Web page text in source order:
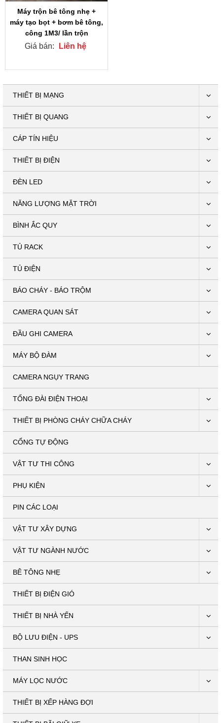
Máy trộn bê tông nhẹ +
máy tạo bọt + bơm bê tông,
công 1M3/ lần trộn
Giá bán: Liên hệ
THIẾT BỊ MẠNG
THIẾT BỊ QUANG
CÁP TÍN HIỆU
THIẾT BỊ ĐIỆN
ĐÈN LED
NĂNG LƯỢNG MẶT TRỜI
BÌNH ẮC QUY
TỦ RACK
TỦ ĐIỆN
BÁO CHÁY - BÁO TRỘM
CAMERA QUAN SÁT
ĐẦU GHI CAMERA
MÁY BỘ ĐÀM
CAMERA NGỤY TRANG
TỔNG ĐÀI ĐIỆN THOẠI
THIẾT BỊ PHÒNG CHÁY CHỮA CHÁY
CỔNG TỰ ĐỘNG
VẬT TƯ THI CÔNG
PHỤ KIỆN
PIN CÁC LOẠI
VẬT TƯ XÂY DỰNG
VẬT TƯ NGÀNH NƯỚC
BÊ TÔNG NHẸ
THIẾT BỊ ĐIỆN GIÓ
THIẾT BỊ NHÀ YẾN
BỘ LƯU ĐIỆN - UPS
THAN SINH HỌC
MÁY LỌC NƯỚC
THIẾT BỊ XẾP HÀNG ĐỢI